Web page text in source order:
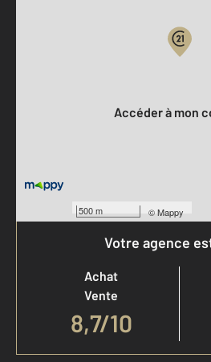
500 m ©Mappy
Accéder à mon
Votre agence
Achat
Vente
8,7/10